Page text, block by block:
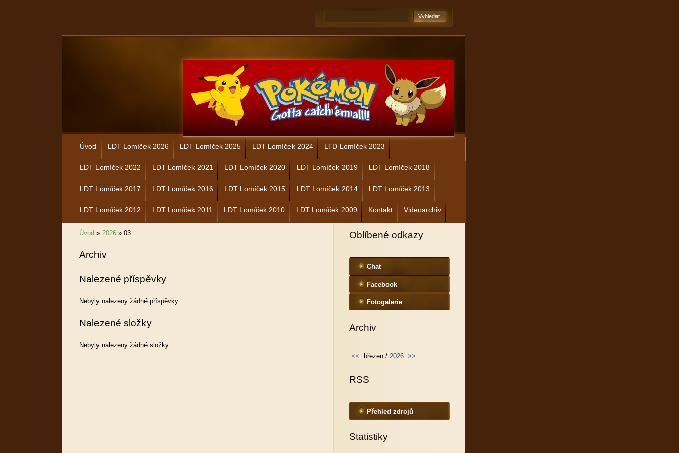
Úvod LDT Lomíček 2026 LDT Lomíček 2025 LDT Lomíček 2024 LTD Lomíček 2023
LDT Lomíček 2022 LDT Lomíček 2021 LDT Lomíček 2020 LDT Lomíček 2019 LDT Lomíček 2018
LDT Lomíček 2017 LDT Lomíček 2016 LDT Lomíček 2015 LDT Lomíček 2014 LDT Lomíček 2013
LDT Lomíček 2012 LDT Lomíček 2011 LDT Lomíček 2010 LDT Lomíček 2009 Kontakt Videoarchiv
Úvod » 2026 » 03
Archiv
Nalezené příspěvky
Nebyly nalezeny žádné příspěvky
Nalezené složky
Nebyly nalezeny žádné složky
Oblíbené odkazy
Chat
Facebook
Fotogalerie
Archiv
<< březen / 2026 >>
RSS
Přehled zdrojů
Statistiky